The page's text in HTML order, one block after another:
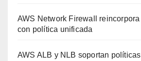
AWS Network Firewall
con política unificada
AWS ALB y NLB soportan